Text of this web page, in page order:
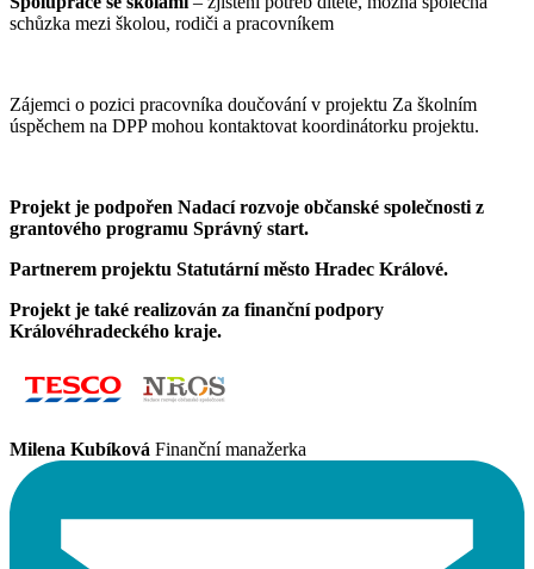
schůzka mezi školou, rodiči a pracovníkem
Zájemci o pozici pracovníka doučování v projektu Za školním
úspěchem na DPP mohou kontaktovat koordinátorku projektu.
Projekt je podpořen Nadací rozvoje občanské společnosti z
grantového programu Správný start.
Partnerem projektu Statutární město Hradec Králové.
Projekt je také realizován za finanční podpory
Královéhradeckého kraje.
Milena Kubíková Finanční manažerka